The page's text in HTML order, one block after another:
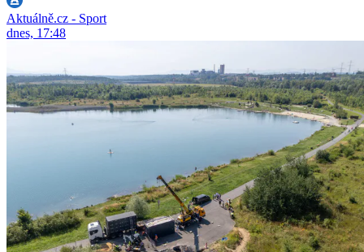
Aktuálně.cz - Sport
dnes, 17:48